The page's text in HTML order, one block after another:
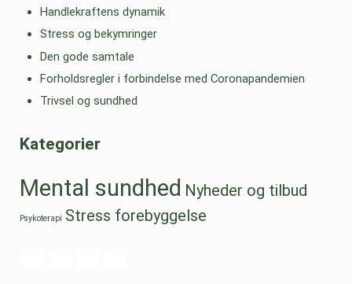
Handlekraftens dynamik
Stress og bekymringer
Den gode samtale
Forholdsregler i forbindelse med Coronapandemien
Trivsel og sundhed
Kategorier
Mental sundhed Nyheder og tilbud
Psykoterapi Stress forebyggelse